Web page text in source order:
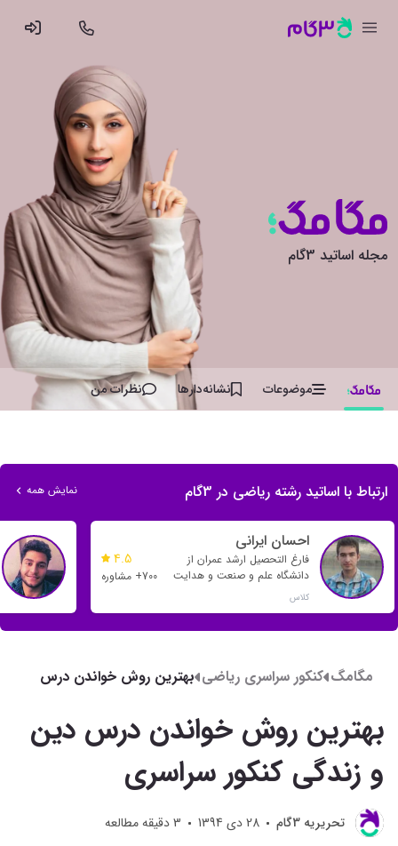
مجله اساتید 3گام
موضوعات نشانه‌دار‌ها نظرات من
ارتباط با اساتید رشته ریاضی در 3گام نمایش همه
احسان ایرانی
فارغ التحصیل ارشد عمران از
دانشگاه علم و صنعت و هدایت
بسیاری از رتبه های تک رقمی و
دو رقمی
کلاس
4.5
700+ مشاوره
مگامگ کنکور سراسری ریاضی بهترین روش خواندن درس
سراسری
بهترین روش خواندن درس دین
و زندگی کنکور سراسری
تحريريه 3گام 28 دی 1394 3دقیقه مطالعه